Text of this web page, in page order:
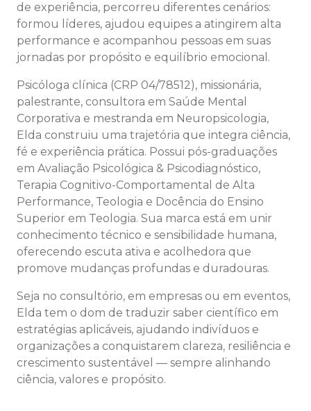
de experiência, percorreu diferentes cenários:
formou líderes, ajudou equipes a atingirem alta
performance e acompanhou pessoas em suas
jornadas por propósito e equilíbrio emocional.
Psicóloga clínica (CRP 04/78512), missionária,
palestrante, consultora em Saúde Mental
Corporativa e mestranda em Neuropsicologia,
Elda construiu uma trajetória que integra ciência,
fé e experiência prática. Possui pós-graduações
em Avaliação Psicológica & Psicodiagnóstico,
Terapia Cognitivo-Comportamental de Alta
Performance, Teologia e Docência do Ensino
Superior em Teologia. Sua marca está em unir
conhecimento técnico e sensibilidade humana,
oferecendo escuta ativa e acolhedora que
promove mudanças profundas e duradouras.
Seja no consultório, em empresas ou em eventos,
Elda tem o dom de traduzir saber científico em
estratégias aplicáveis, ajudando indivíduos e
organizações a conquistarem clareza, resiliência e
crescimento sustentável — sempre alinhando
ciência, valores e propósito.